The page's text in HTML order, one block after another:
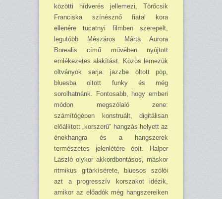
közötti hídverés jellemezi, Törőcsik
Franciska színésznő fiatal kora
ellenére tucatnyi filmben szerepelt,
legutóbb Mészáros Márta Aurora
Borealis című művében nyújtott
emlékezetes alakítást. Közös lemezük
oltványok sarja: jazzbe oltott pop,
bluesba oltott funky és még
sorolhatnánk. Fontosabb, hogy emberi
módon megszólaló zene:
számítógépen konstruált, digitálisan
előállított „korszerű” hangzás helyett az
énekhangra és a hangszerek
természetes jelenlétére épít. Halper
László olykor akkordbontásos, máskor
ritmikus gitárkísérete, bluesos szólói
azt a progresszív korszakot idézik,
amikor az előadók még hangszereiken